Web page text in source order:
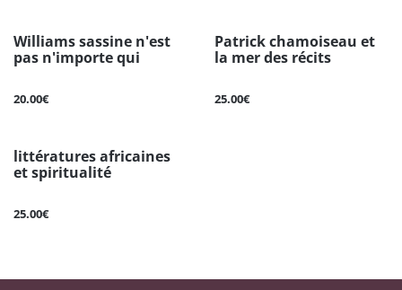
Williams sassine n'est
pas n'importe qui
20.00€
Patrick chamoiseau et
la mer des récits
25.00€
littératures africaines
et spiritualité
25.00€